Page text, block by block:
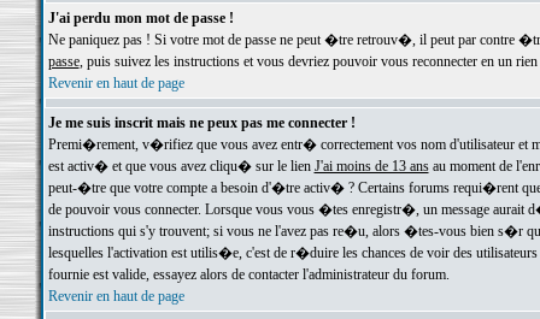
J'ai perdu mon mot de passe !
Ne paniquez pas ! Si votre mot de passe ne peut �tre retrouv�, il peut par contre
passe, puis suivez les instructions et vous devriez pouvoir vous reconnecter en un rien
Revenir en haut de page
Je me suis inscrit mais ne peux pas me connecter !
Premi�rement, v�rifiez que vous avez entr� correctement vos nom d'utilisateur
est activ� et que vous avez cliqu� sur le lien J'ai moins de 13 ansau moment de
peut-�tre que votre compte a besoin d'�tre activ� ? Certains forums requi�rent
de pouvoir vous connecter. Lorsque vous vous �tes enregistr�, un message aurait
instructions qui s'y trouvent; si vous ne l'avez pas re�u, alors �tes-vous bien s�r
lesquelles l'activation est utilis�e, c'est de r�duire les chances de voir des
fournie est valide, essayez alors de contacter l'administrateur du forum.
Revenir en haut de page